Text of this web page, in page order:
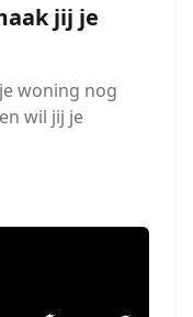
jij je
woning nog
wil jij je